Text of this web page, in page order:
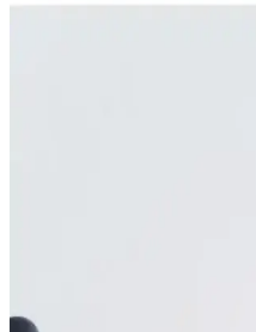
İpuçları Rehberi